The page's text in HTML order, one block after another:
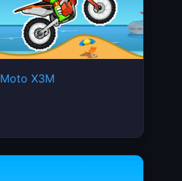
Moto X3M